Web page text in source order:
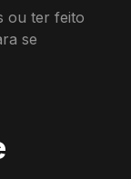
ou ter feito
se